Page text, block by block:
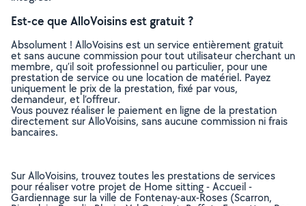
Est-ce que AlloVoisins est gratuit ?
Absolument ! AlloVoisins est un service entièrement gratuit
et sans aucune commission pour tout utilisateur cherchant un
membre, qu’il soit professionnel ou particulier, pour une
prestation de service ou une location de matériel. Payez
uniquement le prix de la prestation, fixé par vous,
demandeur, et l’offreur.
Vous pouvez réaliser le paiement en ligne de la prestation
directement sur AlloVoisins, sans aucune commission ni frais
bancaires.
Sur AlloVoisins, trouvez toutes les prestations de services
pour réaliser votre projet de Home sitting - Accueil -
Gardiennage sur la ville de Fontenay-aux-Roses (Scarron,